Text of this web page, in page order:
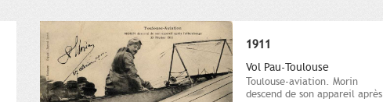
1911
Vol Pau-Toulouse
Toulouse-aviation. Morin
descend de son appareil après